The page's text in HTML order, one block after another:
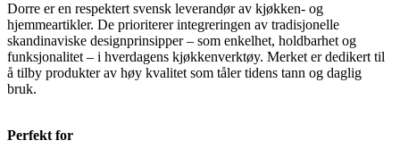
Dorre er en respektert svensk leverandør av kjøkken- og
hjemmeartikler. De prioriterer integreringen av tradisjonelle
skandinaviske designprinsipper – som enkelhet, holdbarhet og
funksjonalitet – i hverdagens kjøkkenverktøy. Merket er dedikert til
å tilby produkter av høy kvalitet som tåler tidens tann og daglig
bruk.
Perfekt for